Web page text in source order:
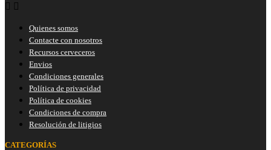
 
Quienes somos
Contacte con nosotros
Recursos cerveceros
Envios
Condiciones generales
Política de privacidad
Política de cookies
Condiciones de compra
Resolución de litigios
CATEGORÍAS